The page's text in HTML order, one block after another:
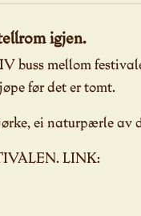
igjen.
buss mellom
før det er tomt.
ei naturpærle av
LINK: